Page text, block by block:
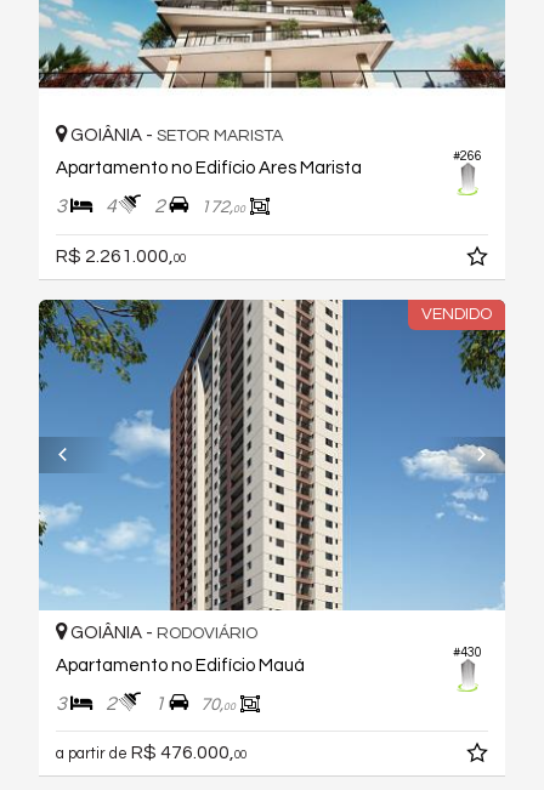
#266
GOIÂNIA - SETOR MARISTA
Apartamento no Edifício Ares Marista
3 4 2 172,00
R$ 2.261.000, 00
VENDIDO
#430
GOIÂNIA - RODOVIÁRIO
Apartamento no Edifício Mauá
3 2 1 70,00
a partir de R$ 476.000,00